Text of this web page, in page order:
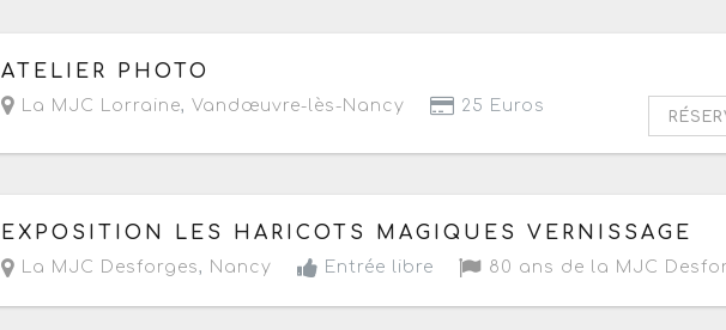
Le samedi 15 mars 2025
ATELIER PHOTO
La MJC Lorraine, Vandœuvre-lès-Nancy 25 Euros
Le samedi 18 janvier 2025 de 18h à 00h
EXPOSITION LES HARICOTS MAGIQUES VERNISSAGE
La MJC Desforges, Nancy Entrée libre 80 ans de la MJC